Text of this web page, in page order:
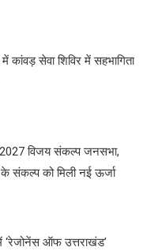
कांवड़ सेवा शिविर में सहभागिता
2027 विजय संकल्प जनसभा,
के संकल्प को मिली नई ऊर्जा
‘रेजोनेंस ऑफ उत्तराखंड’